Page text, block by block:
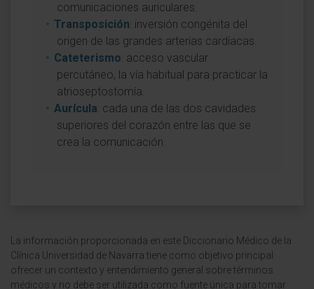
comunicaciones auriculares.
Transposición: inversión congénita del
origen de las grandes arterias cardíacas.
Cateterismo: acceso vascular
percutáneo, la vía habitual para practicar la
atrioseptostomía.
Aurícula: cada una de las dos cavidades
superiores del corazón entre las que se
crea la comunicación.
La información proporcionada en este Diccionario Médico de la
Clínica Universidad de Navarra tiene como objetivo principal
ofrecer un contexto y entendimiento general sobre términos
médicos y no debe ser utilizada como fuente única para tomar